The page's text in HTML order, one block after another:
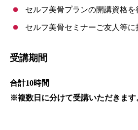
セルフ美骨プランの開講資格を
セルフ美骨セミナーご友人等に
受講期間
合計10時間
※複数日に分けて受講いただきます